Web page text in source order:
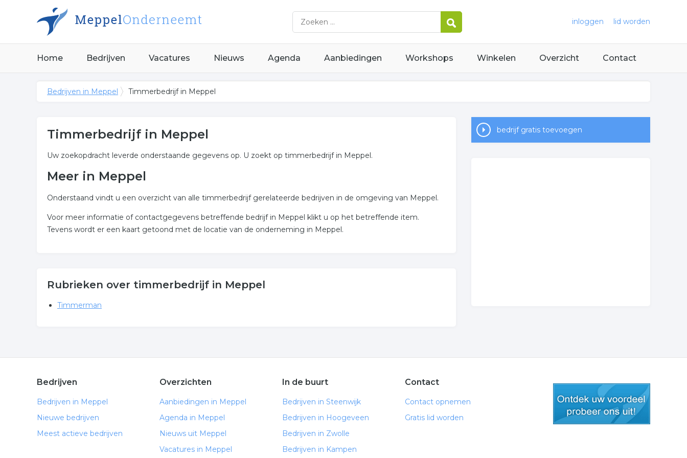
inloggen lid worden
Home Bedrijven Vacatures Nieuws Agenda Aanbiedingen Workshops Winkelen Overzicht Contact
Bedrijven in Meppel Timmerbedrijf in Meppel
Timmerbedrijf in Meppel
Uw zoekopdracht leverde onderstaande gegevens op. U zoekt op timmerbedrijf in Meppel.
Meer in Meppel
Onderstaand vindt u een overzicht van alle timmerbedrijf gerelateerde bedrijven in de omgeving van Meppel.
Voor meer informatie of contactgegevens betreffende bedrijf in Meppel klikt u op het betreffende item.
Tevens wordt er een kaart getoond met de locatie van de onderneming in Meppel.
Rubrieken over timmerbedrijf in Meppel
Timmerman
bedrijf gratis toevoegen
Bedrijven
Bedrijven in Meppel
Nieuwe bedrijven
Meest actieve bedrijven
Overzichten
Aanbiedingen in Meppel
Agenda in Meppel
Nieuws uit Meppel
Vacatures in Meppel
In de buurt
Bedrijven in Steenwijk
Bedrijven in Hoogeveen
Bedrijven in Zwolle
Bedrijven in Kampen
Contact
Contact opnemen
Gratis lid worden